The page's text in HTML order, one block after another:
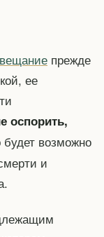
прежде
ее
оспорить,
будет возможно
и